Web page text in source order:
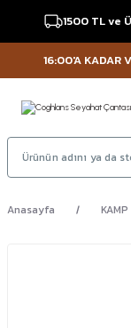
1500 TL ve
16:00'A KADAR
Anasayfa